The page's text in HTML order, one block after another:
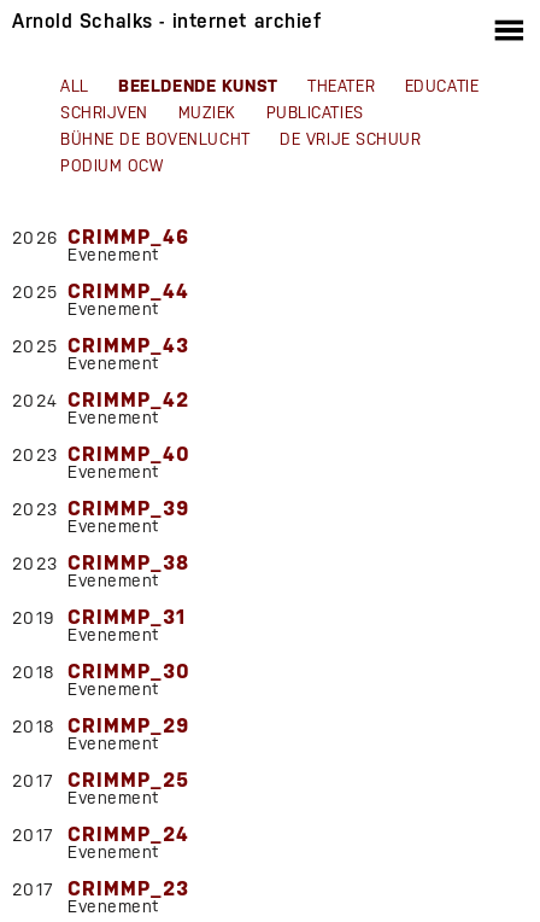
Arnold Schalks - internet archief
ALL BEELDENDE KUNST THEATER
EDUCATIE
SCHRIJVEN
MUZIEK
PUBLICATIES
BÜHNE DE BOVENLUCHT
DE VRIJE SCHUUR
PODIUM OCW
2026 CRIMMP_46
Evenement
2025 CRIMMP_44
Evenement
2025 CRIMMP_43
Evenement
2024 CRIMMP_42
Evenement
2023 CRIMMP_40
Evenement
2023 CRIMMP_39
Evenement
2023 CRIMMP_38
Evenement
2019
CRIMMP_31
Evenement
2018
CRIMMP_30
Evenement
2018
CRIMMP_29
Evenement
2017
CRIMMP_25
Evenement
2017
CRIMMP_24
Evenement
2017
CRIMMP_23
Evenement